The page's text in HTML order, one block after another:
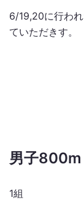
6/19,20に行わ
ていただきす。
男子800m
1組